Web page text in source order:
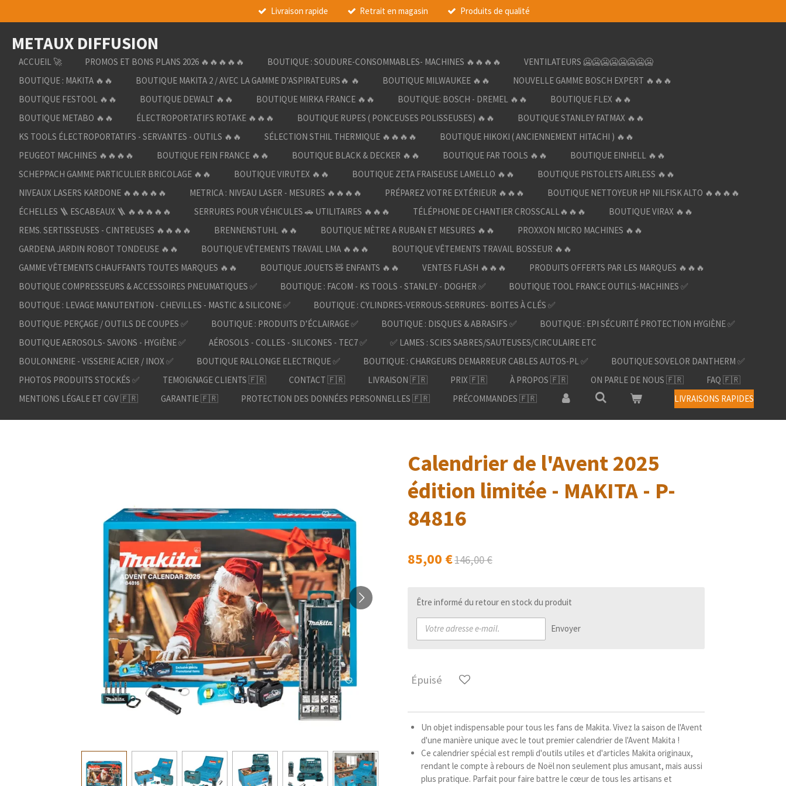
au
contenu
principal
Livraison rapide Retrait en magasin Produits de qualité
METAUX DIFFUSION
ACCUEIL 🚀 PROMOS ET BONS PLANS 2026 🔥🔥🔥🔥🔥 BOUTIQUE : SOUDURE-CONSOMMABLES- MACHINES 🔥🔥🔥🔥
VENTILATEURS 🥶🥶🥶🥶🥶🥶🥶🥶
BOUTIQUE : MAKITA 🔥🔥
BOUTIQUE MAKITA 2 / AVEC LA GAMME D’ASPIRATEURS🔥 🔥 BOUTIQUE MILWAUKEE 🔥🔥
NOUVELLE GAMME BOSCH EXPERT 🔥🔥🔥
BOUTIQUE FESTOOL 🔥🔥
BOUTIQUE DEWALT 🔥🔥 BOUTIQUE MIRKA FRANCE 🔥🔥 BOUTIQUE: BOSCH - DREMEL 🔥🔥
BOUTIQUE FLEX 🔥🔥
BOUTIQUE METABO 🔥🔥
ÉLECTROPORTATIFS ROTAKE 🔥🔥🔥 BOUTIQUE RUPES ( PONCEUSES POLISSEUSES) 🔥🔥
BOUTIQUE STANLEY FATMAX 🔥🔥
KS TOOLS ÉLECTROPORTATIFS - SERVANTES - OUTILS 🔥🔥
SÉLECTION STHIL THERMIQUE 🔥🔥🔥🔥
BOUTIQUE HIKOKI ( ANCIENNEMENT HITACHI ) 🔥🔥
PEUGEOT MACHINES 🔥🔥🔥🔥
BOUTIQUE FEIN FRANCE 🔥🔥 BOUTIQUE BLACK & DECKER 🔥🔥 BOUTIQUE FAR TOOLS 🔥🔥
BOUTIQUE EINHELL 🔥🔥
SCHEPPACH GAMME PARTICULIER BRICOLAGE 🔥🔥
BOUTIQUE VIRUTEX 🔥🔥 BOUTIQUE ZETA FRAISEUSE LAMELLO 🔥🔥
BOUTIQUE PISTOLETS AIRLESS 🔥🔥
NIVEAUX LASERS KARDONE 🔥🔥🔥🔥🔥
METRICA : NIVEAU LASER - MESURES 🔥🔥🔥🔥 PRÉPAREZ VOTRE EXTÉRIEUR 🔥🔥🔥
BOUTIQUE NETTOYEUR HP NILFISK ALTO 🔥🔥🔥🔥
ÉCHELLES 🪜 ESCABEAUX 🪜 🔥🔥🔥🔥🔥
SERRURES POUR VÉHICULES 🚗 UTILITAIRES 🔥🔥🔥 TÉLÉPHONE DE CHANTIER CROSSCALL🔥🔥🔥
BOUTIQUE VIRAX 🔥🔥
REMS. SERTISSEUSES - CINTREUSES 🔥🔥🔥🔥
BRENNENSTUHL 🔥🔥 BOUTIQUE MÈTRE A RUBAN ET MESURES 🔥🔥
PROXXON MICRO MACHINES 🔥🔥
GARDENA JARDIN ROBOT TONDEUSE 🔥🔥
BOUTIQUE VÊTEMENTS TRAVAIL LMA 🔥🔥🔥
BOUTIQUE VÊTEMENTS TRAVAIL BOSSEUR 🔥🔥
GAMME VÊTEMENTS CHAUFFANTS TOUTES MARQUES 🔥🔥
BOUTIQUE JOUETS 🧸 ENFANTS 🔥🔥 VENTES FLASH 🔥🔥🔥
PRODUITS OFFERTS PAR LES MARQUES 🔥🔥🔥
BOUTIQUE COMPRESSEURS & ACCESSOIRES PNEUMATIQUES ✅
BOUTIQUE : FACOM - KS TOOLS - STANLEY - DOGHER ✅
BOUTIQUE TOOL FRANCE OUTILS-MACHINES ✅
BOUTIQUE : LEVAGE MANUTENTION - CHEVILLES - MASTIC & SILICONE ✅
BOUTIQUE : CYLINDRES-VERROUS-SERRURES- BOITES À CLÉS ✅
BOUTIQUE: PERÇAGE / OUTILS DE COUPES ✅
BOUTIQUE : PRODUITS D’ÉCLAIRAGE ✅ BOUTIQUE : DISQUES & ABRASIFS ✅
BOUTIQUE : EPI SÉCURITÉ PROTECTION HYGIÈNE ✅
BOUTIQUE AEROSOLS- SAVONS - HYGIÈNE ✅
AÉROSOLS - COLLES - SILICONES - TEC7 ✅
✅ LAMES : SCIES SABRES/SAUTEUSES/CIRCULAIRE ETC
BOULONNERIE - VISSERIE ACIER / INOX ✅
BOUTIQUE RALLONGE ELECTRIQUE ✅ BOUTIQUE : CHARGEURS DEMARREUR CABLES AUTOS-PL ✅
BOUTIQUE SOVELOR DANTHERM ✅
PHOTOS PRODUITS STOCKÉS ✅
TEMOIGNAGE CLIENTS 🇫🇷 CONTACT 🇫🇷 LIVRAISON 🇫🇷 PRIX 🇫🇷 À PROPOS 🇫🇷 ON PARLE DE NOUS 🇫🇷
FAQ 🇫🇷
MENTIONS LÉGALE ET CGV 🇫🇷
GARANTIE 🇫🇷 PROTECTION DES DONNÉES PERSONNELLES 🇫🇷 PRÉCOMMANDES 🇫🇷 LIVRAISONS RAPIDES
Calendrier de l'Avent 2025
édition limitée - MAKITA - P-
84816
85,00 €146,00 €
Être informé du retour en stock du produit
Envoyer
Épuisé
Un objet indispensable pour tous les fans de Makita. Vivez la saison de l'Avent
d'une manière unique avec le tout premier calendrier de l'Avent Makita !
Ce calendrier spécial est rempli d'outils utiles et d'articles Makita originaux,
rendant le compte à rebours de Noël non seulement plus amusant, mais aussi
plus pratique. Parfait pour faire battre le cœur de tous les artisans et